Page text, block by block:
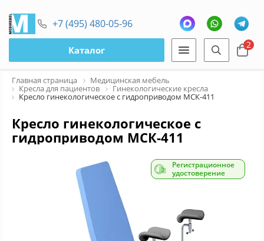
+7 (495) 480-05-96
Каталог 2
Главная страница Медицинская мебель
Кресла для пациентов Гинекологические кресла
Кресло гинекологическое с гидроприводом МСК-411
Кресло гинекологическое с
гидроприводом МСК-411
Регистрационное
удостоверение